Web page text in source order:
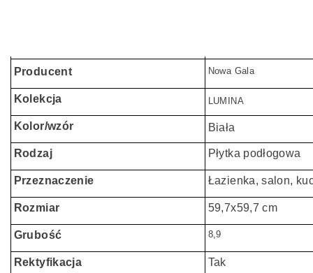
Producent Nowa Gala
Kolekcja LUMINA
Kolor/wzór Biała
Rodzaj Płytka podłogowa
Przeznaczenie Łazienka, salon,
Rozmiar 59,7x59,7 cm
Grubość 8,9
Rektyfikacja Tak